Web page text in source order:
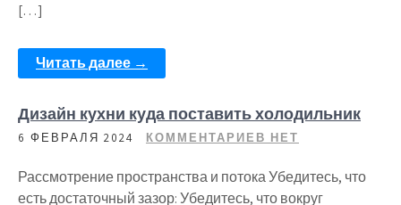
[…]
Читать далее →
Дизайн кухни куда поставить холодильник
6 ФЕВРАЛЯ 2024 КОММЕНТАРИЕВ НЕТ
Рассмотрение пространства и потока Убедитесь, что
есть достаточный зазор: Убедитесь, что вокруг